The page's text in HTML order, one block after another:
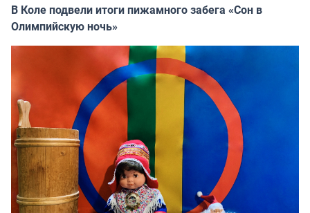
В Коле подвели итоги пижамного забега «Сон в
Олимпийскую ночь»